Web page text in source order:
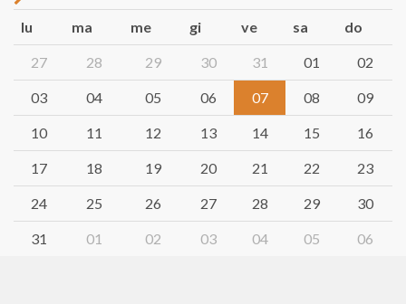
lu ma me gi ve sa do
27 28 29 30 31 01 02
03 04 05 06 07 08 09
10 11 12 13 14 15 16
17 18 19 20 21 22 23
24 25 26 27 28 29 30
31 01 02 03 04 05 06